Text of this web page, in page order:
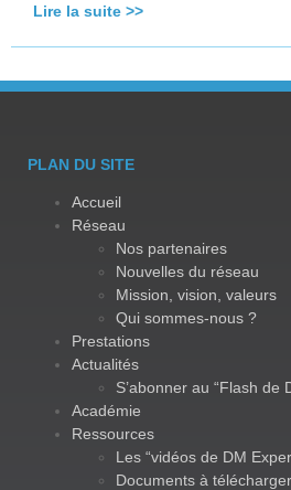
Lire la suite >>
PLAN DU SITE
Accueil
Réseau
Nos partenaires
Nouvelles du réseau
Mission, vision, valeurs
Qui sommes-nous ?
Prestations
Actualités
S’abonner au “Flash de
Académie
Ressources
Les “vidéos de DM
Documents à télécharger